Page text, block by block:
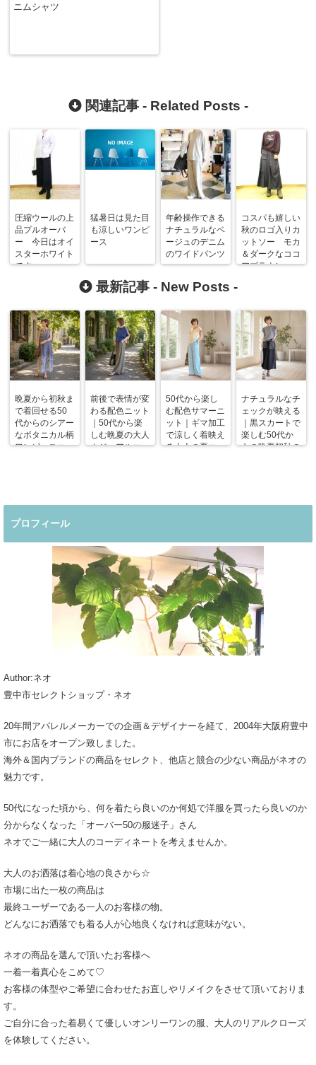
ニムシャツ
関連記事 - Related Posts -
圧縮ウールの上
品プルオーバ
ー 今日はオイ
スターホワイト
です
猛暑日は見た目
も涼しいワンピ
ース
年齢操作できる
ナチュラルなベ
ージュのデニム
のワイドパンツ
コスパも嬉しい
秋のロゴ入りカ
ットソー モカ
＆ダークなココ
アブラウン
最新記事 - New Posts -
晩夏から初秋ま
で着回せる50
代からのシアー
なボタニカル柄
ワンピースコー
前後で表情が変
わる配色ニット
｜50代から楽
しむ晩夏の大人
カジュアルコー
50代から楽し
む配色サマーニ
ット｜ギマ加工
で涼しく着映え
る大人の夏コー
ナチュラルなチ
ェックが映える
｜黒スカートで
楽しむ50代か
らの晩夏初秋の
プロフィール
Author:ネオ
豊中市セレクトショップ・ネオ
20年間アパレルメーカーでの企画＆デザイナーを経て、2004年大阪府豊中
市にお店をオープン致しました。
海外＆国内ブランドの商品をセレクト、他店と競合の少ない商品がネオの
魅力です。
50代になった頃から、何を着たら良いのか何処で洋服を買ったら良いのか
分からなくなった「オーバー50の服迷子」さん
ネオでご一緒に大人のコーディネートを考えませんか。
大人のお洒落は着心地の良さから☆
市場に出た一枚の商品は
最終ユーザーである一人のお客様の物。
どんなにお洒落でも着る人が心地良くなければ意味がない。
ネオの商品を選んで頂いたお客様へ
一着一着真心をこめて♡
お客様の体型やご希望に合わせたお直しやリメイクをさせて頂いておりま
す。
ご自分に合った着易くて優しいオンリーワンの服、大人のリアルクローズ
を体験してください。